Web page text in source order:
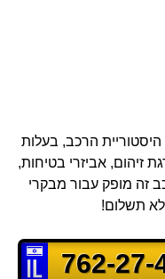
הרכב, בעלות
זיהום, אביזרי בטיחות,
זה מופק עבור מבקרי
תשלום!
762-27-